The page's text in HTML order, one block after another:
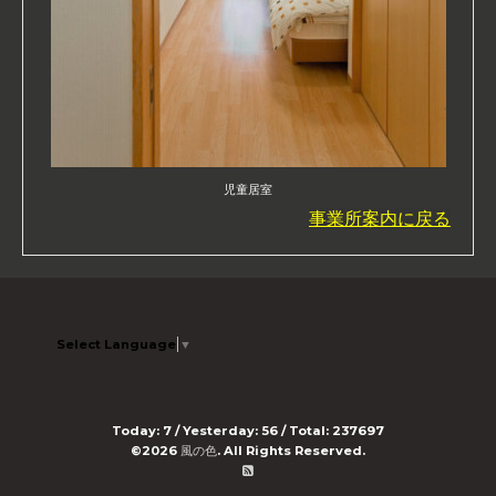
児童居室
事業所案内に戻る
Select Language ▼
Today: 7 / Yesterday: 56 / Total: 237697
©2026 風の色. All Rights Reserved.